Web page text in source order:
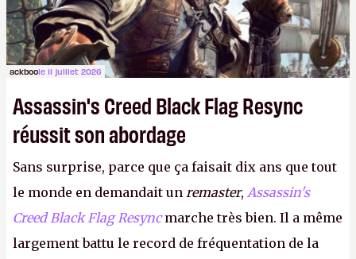
ackboole 11 juillet 2026
Assassin's Creed Black Flag Resync
réussit son abordage
Sans surprise, parce que ça faisait dix ans que tout
le monde en demandait un remaster, Assassin's
Creed Black Flag Resyncmarche très bien. Il a même
largement battu le record de fréquentation de la